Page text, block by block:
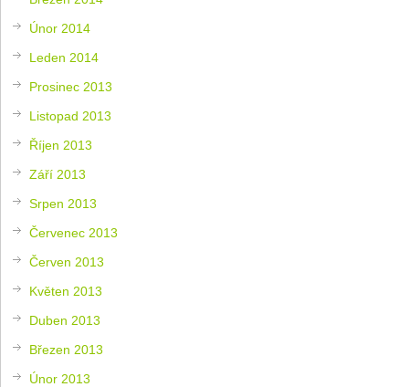
Únor 2014
Leden 2014
Prosinec 2013
Listopad 2013
Říjen 2013
Září 2013
Srpen 2013
Červenec 2013
Červen 2013
Květen 2013
Duben 2013
Březen 2013
Únor 2013